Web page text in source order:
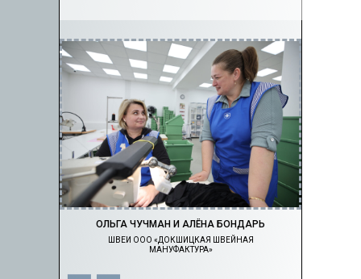
ШВЕИ ООО «ДОКШИЦКАЯ ШВЕЙНАЯ
МАНУФАКТУРА»
ОЛЬГА ЧУЧМАН И АЛЁНА БОНДАРЬ